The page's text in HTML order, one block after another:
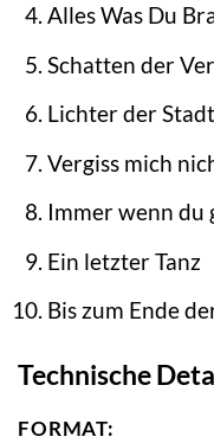
Alles Was Du
Schatten der
Lichter der Stadt
Vergiss mich
Immer wenn du
Ein letzter Tanz
Bis zum Ende
Technische
FORMAT: